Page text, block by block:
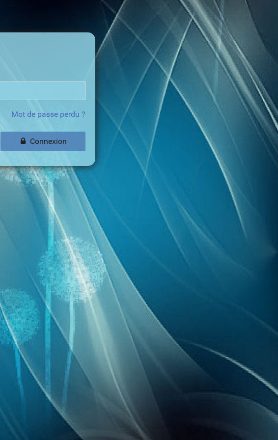
Mot de passe perdu ?
Connexion